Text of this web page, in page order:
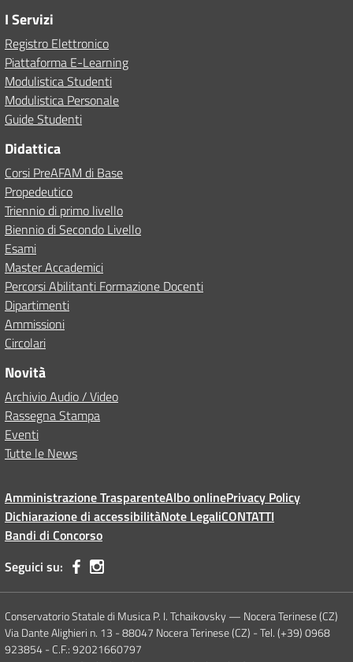
I Servizi
Registro Elettronico
Piattaforma E-Learning
Modulistica Studenti
Modulistica Personale
Guide Studenti
Didattica
Corsi PreAFAM di Base
Propedeutico
Triennio di primo livello
Biennio di Secondo Livello
Esami
Master Accademici
Percorsi Abilitanti Formazione Docenti
Dipartimenti
Ammissioni
Circolari
Novità
Archivio Audio / Video
Rassegna Stampa
Eventi
Tutte le News
Amministrazione TrasparenteAlbo onlinePrivacy Policy
Dichiarazione di accessibilitàNote LegaliCONTATTI
Bandi di Concorso
Seguici su:
Conservatorio Statale di Musica P. I. Tchaikovsky — Nocera Terinese (CZ)
Via Dante Alighieri n. 13 - 88047 Nocera Terinese (CZ) - Tel. (+39) 0968
923854 - C.F.: 92021660797